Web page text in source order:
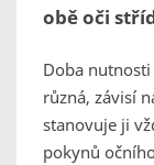
obě oči
Doba
různá, závisí
stanovuje ji
pokynů